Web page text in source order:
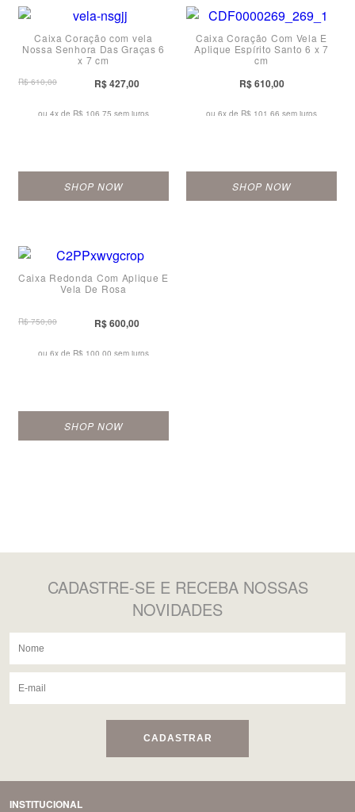
Caixa Coração com vela
Nossa Senhora Das Graças 6
x 7 cm
R$ 610,00 R$ 427,00
ou 4x de R$ 106,75 sem juros
SHOP NOW
Caixa Coração Com Vela E
Aplique Espírito Santo 6 x 7
cm
R$ 610,00
ou 6x de R$ 101,66 sem juros
SHOP NOW
Caixa Redonda Com Aplique E
Vela De Rosa
R$ 750,00 R$ 600,00
ou 6x de R$ 100,00 sem juros
SHOP NOW
CADASTRE-SE E RECEBA NOSSAS
NOVIDADES
CADASTRAR
INSTITUCIONAL